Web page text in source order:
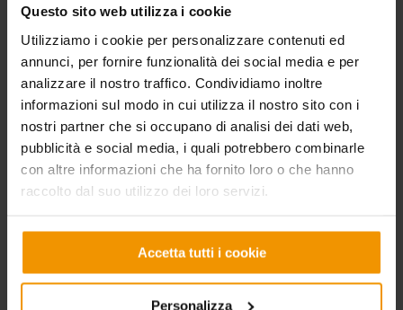
Questo sito web utilizza i cookie
Utilizziamo i cookie per personalizzare contenuti ed
annunci, per fornire funzionalità dei social media e per
analizzare il nostro traffico. Condividiamo inoltre
informazioni sul modo in cui utilizza il nostro sito con i
nostri partner che si occupano di analisi dei dati web,
pubblicità e social media, i quali potrebbero combinarle
con altre informazioni che ha fornito loro o che hanno
raccolto dal suo utilizzo dei loro servizi.
Accetta tutti i cookie
Personalizza
Sostenibilità
Certificazioni
Partnership
Applicazioni
Texture
Colori
Prodotti
BUILDING | CONSTRUCTION
Concetto
Vantaggi
Soluzioni
Superbonus110%
Prodotti
DOWNLOAD